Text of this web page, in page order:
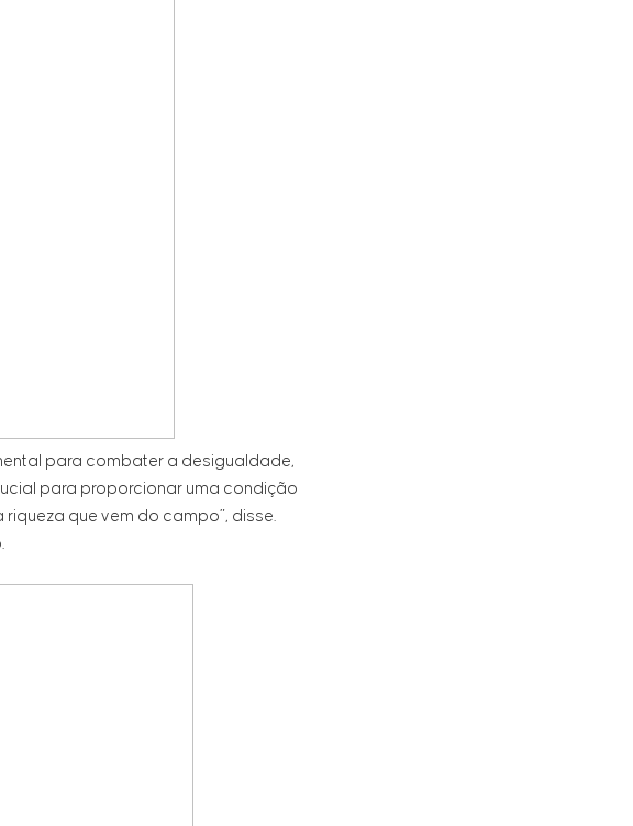
para combater a desigualdade,
para proporcionar uma condição
que vem do campo”, disse.